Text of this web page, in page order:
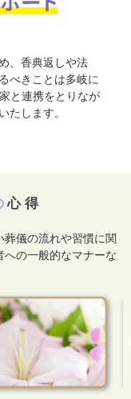
、香典返しや法
べきことは多岐に
と連携をとりなが
たします。
心得
儀の流れや習慣に関
への一般的なマナーな